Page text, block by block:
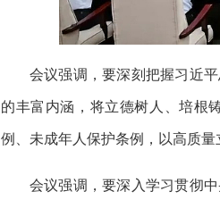
会议强调，要深刻把握习近
的丰富内涵，将立德树人、培根
例、未成年人保护条例，以高质
会议强调，要深入学习贯彻